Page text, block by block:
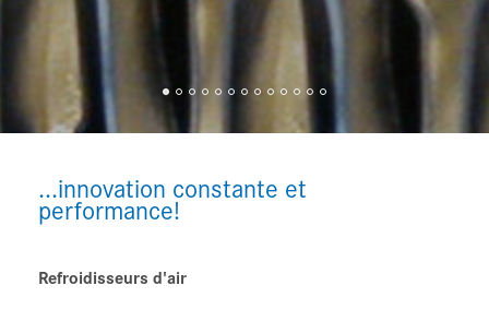
...innovation constante et
performance!
Refroidisseurs d'air